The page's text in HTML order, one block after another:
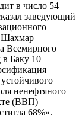
в число 54
заведующий
Шахмар
Всемирного
в Баку 10
ненефтяного
(ВВП)
68%».